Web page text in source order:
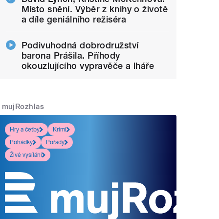
Místo snění. Výběr z knihy o životě
a díle geniálního režiséra
Podivuhodná dobrodružství
barona Prášila. Příhody
okouzlujícího vypravěče a lháře
mujRozhlas
Hry a četby
Krimi
Pohádky
Pořady
Živé vysílání